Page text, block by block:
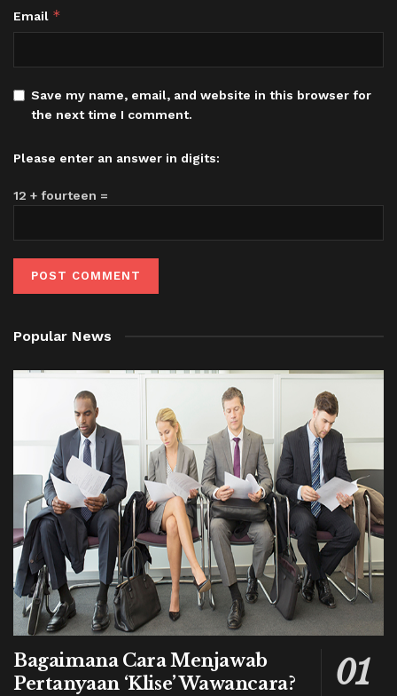
Email *
Save my name, email, and website in this browser for
the next time I comment.
Please enter an answer in digits:
12 + fourteen =
Popular News
Bagaimana Cara Menjawab
Pertanyaan ‘Klise’ Wawancara?